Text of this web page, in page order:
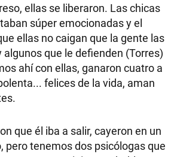
ellas se liberaron. Las chicas
súper emocionadas y el
ellas no caigan que la gente las
algunos que le defienden (Torres)
ahí con ellas, ganaron cuatro a
felices de la vida, aman
que él iba a salir, cayeron en un
pero tenemos dos psicólogas que